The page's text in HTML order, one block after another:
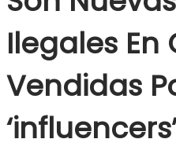
Ilegales En
Vendidas